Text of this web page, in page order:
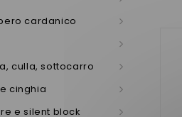
cardanico
culla, sottocarro
cinghia
e silent block